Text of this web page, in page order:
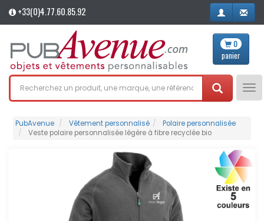
+33(0)4.77.60.85.92
0
panier
PubAvenue Vêtement personnalisé
Polaire personnalisée
Veste polaire personnalisée légère à fibre recyclée bio